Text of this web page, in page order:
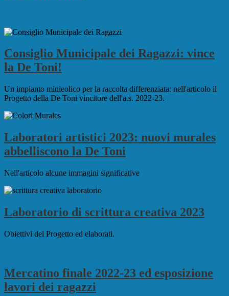
Consiglio Municipale dei Ragazzi: vince
la De Toni!
Un impianto minieolico per la raccolta differenziata: nell'articolo il
Progetto della De Toni vincitore dell'a.s. 2022-23.
Laboratori artistici 2023: nuovi murales
abbelliscono la De Toni
Nell'articolo alcune immagini significative
Laboratorio di scrittura creativa 2023
Obiettivi del Progetto ed elaborati.
Mercatino finale 2022-23 ed esposizione
lavori dei ragazzi